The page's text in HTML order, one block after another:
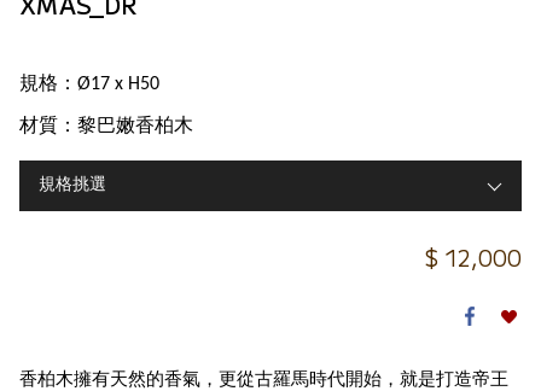
規格：Ø17 x H50
材質：黎巴嫩香柏木
規格挑選
$ 12,000
香柏木擁有天然的香氣，更從古羅馬時代開始，就是打造帝王